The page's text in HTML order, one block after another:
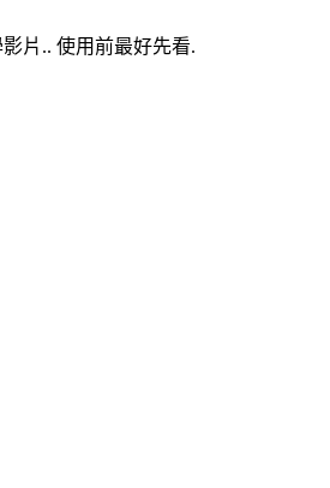
片.. 使用前最好先看.